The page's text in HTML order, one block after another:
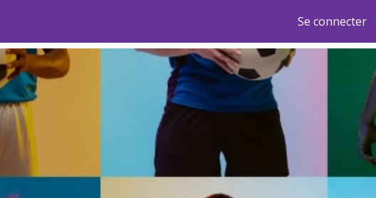
Se connecter